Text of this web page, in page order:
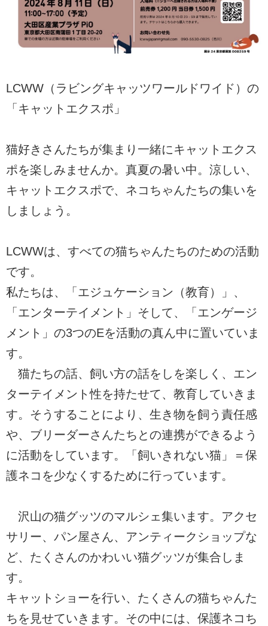
LCWW（ラビングキャッツワールドワイド）の
「キャットエクスポ」
猫好きさんたちが集まり一緒にキャットエクス
ポを楽しみませんか。真夏の暑い中。涼しい、
キャットエクスポで、ネコちゃんたちの集いを
しましょう。
LCWWは、すべての猫ちゃんたちのための活動
です。
私たちは、「エジュケーション（教育）」、
「エンターテイメント」そして、「エンゲージ
メント」の3つのEを活動の真ん中に置いていま
す。
猫たちの話、飼い方の話をしを楽しく、エン
ターテイメント性を持たせて、教育していきま
す。そうすることにより、生き物を飼う責任感
や、ブリーダーさんたちとの連携ができるよう
に活動をしています。「飼いきれない猫」＝保
護ネコを少なくするために行っています。
沢山の猫グッツのマルシェ集います。アクセ
サリー、パン屋さん、アンティークショップな
ど、たくさんのかわいい猫グッツが集合しま
す。
キャットショーを行い、たくさんの猫ちゃんた
ちを見せていきます。その中には、保護ネコち